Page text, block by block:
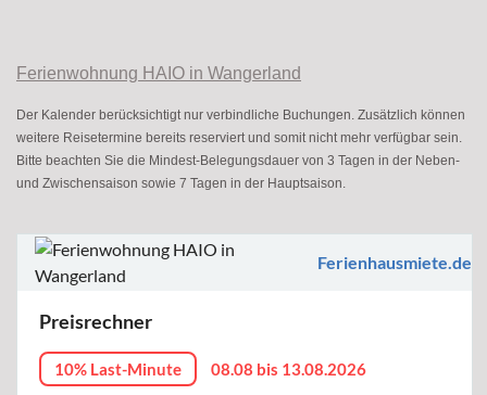
Ferienwohnung HAIO in Wangerland
Der Kalender berücksichtigt nur verbindliche Buchungen. Zusätzlich können
weitere Reisetermine bereits reserviert und somit nicht mehr verfügbar sein.
Bitte beachten Sie die Mindest-Belegungsdauer von 3 Tagen in der Neben-
und Zwischensaison sowie 7 Tagen in der Hauptsaison.